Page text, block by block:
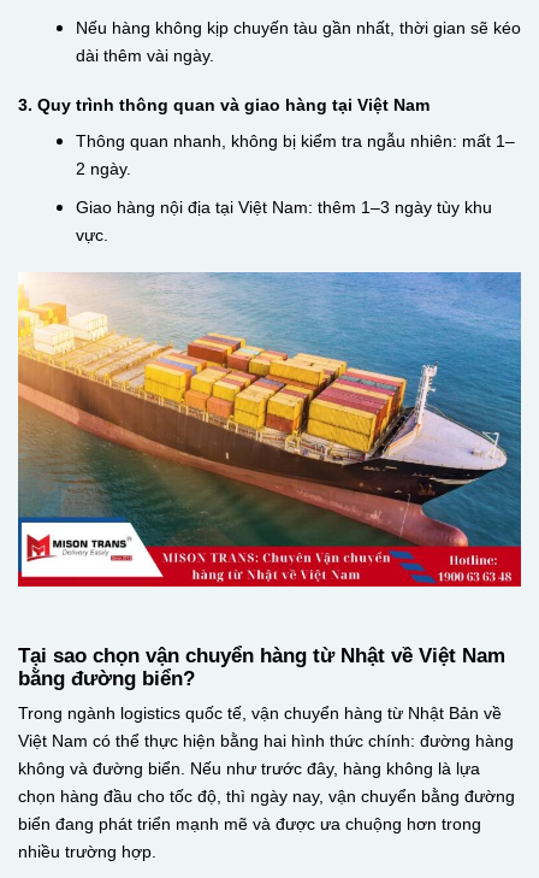
Nếu hàng không kịp chuyến tàu gần nhất, thời gian sẽ kéo
dài thêm vài ngày.
3. Quy trình thông quan và giao hàng tại Việt Nam
Thông quan nhanh, không bị kiểm tra ngẫu nhiên: mất 1–
2 ngày.
Giao hàng nội địa tại Việt Nam: thêm 1–3 ngày tùy khu
vực.
Tại sao chọn vận chuyển hàng từ Nhật về Việt Nam
bằng đường biển?
Trong ngành logistics quốc tế, vận chuyển hàng từ Nhật Bản về
Việt Nam có thể thực hiện bằng hai hình thức chính: đường hàng
không và đường biển. Nếu như trước đây, hàng không là lựa
chọn hàng đầu cho tốc độ, thì ngày nay, vận chuyển bằng đường
biển đang phát triển mạnh mẽ và được ưa chuộng hơn trong
nhiều trường hợp.